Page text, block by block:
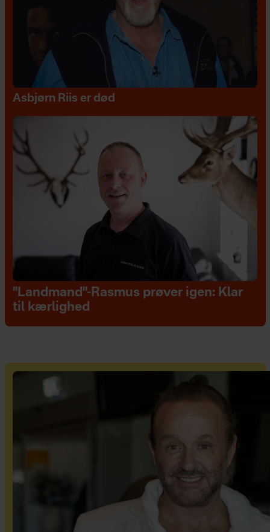
Asbjørn Riis er død
"Landmand"-Rasmus prøver igen: Klar
til kærlighed